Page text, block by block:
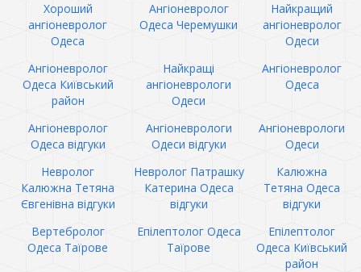
Хороший
ангіоневролог
Одеса
Ангіоневролог
Одеса Черемушки
Найкращий
ангіоневролог
Одеси
Ангіоневролог
Одеса Київський
район
Найкращі
ангіоневрологи
Одеси
Ангіоневролог
Одеса
Ангіоневролог
Одеса відгуки
Ангіоневрологи
Одеси відгуки
Ангіоневрологи
Одеси
Невролог
Калюжна Тетяна
Євгенівна відгуки
Невролог Патрашку
Катерина Одеса
відгуки
Калюжна
Тетяна Одеса
відгуки
Вертебролог
Одеса Таїрове
Епілептолог Одеса
Таїрове
Епілептолог
Одеса Київський
район